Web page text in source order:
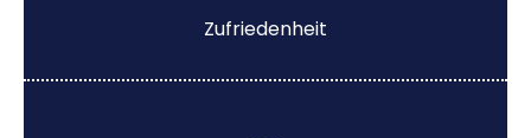
Zufriedenheit